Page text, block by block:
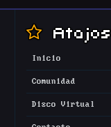
Atajos
Inicio
Comunidad
Disco Virtual